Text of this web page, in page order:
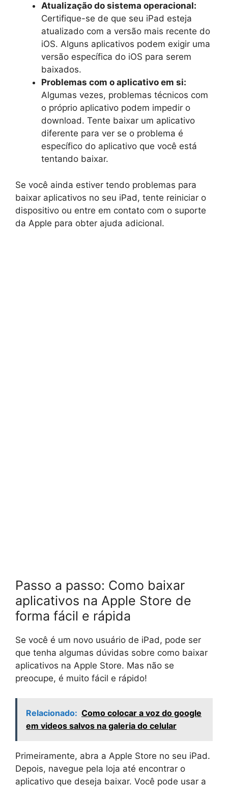
Atualização do sistema operacional:
Certifique-se de que seu iPad esteja
atualizado com a versão mais recente do
iOS. Alguns aplicativos podem exigir uma
versão específica do iOS para serem
baixados.
Problemas com o aplicativo em si:
Algumas vezes, problemas técnicos com
o próprio aplicativo podem impedir o
download. Tente baixar um aplicativo
diferente para ver se o problema é
específico do aplicativo que você está
tentando baixar.
Se você ainda estiver tendo problemas para
baixar aplicativos no seu iPad, tente reiniciar o
dispositivo ou entre em contato com o suporte
da Apple para obter ajuda adicional.
Passo a passo: Como baixar
aplicativos na Apple Store de
forma fácil e rápida
Se você é um novo usuário de iPad, pode ser
que tenha algumas dúvidas sobre como baixar
aplicativos na Apple Store. Mas não se
preocupe, é muito fácil e rápido!
Relacionado: Como colocar a voz do google
em videos salvos na galeria do celular
Primeiramente, abra a Apple Store no seu iPad.
Depois, navegue pela loja até encontrar o
aplicativo que deseja baixar. Você pode usar a